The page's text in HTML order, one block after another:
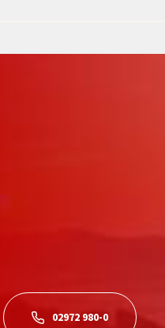
02972 980-0